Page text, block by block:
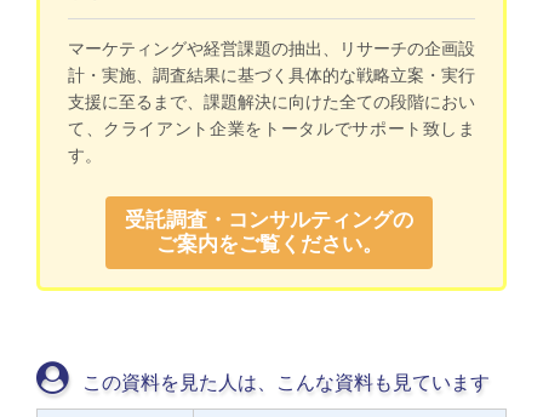
マーケティングや経営課題の抽出、リサーチの企画設
計・実施、調査結果に基づく具体的な戦略立案・実行
支援に至るまで、課題解決に向けた全ての段階におい
て、クライアント企業をトータルでサポート致しま
す。
受託調査・コンサルティングの
ご案内をご覧ください。
この資料を見た人は、こんな資料も見ています